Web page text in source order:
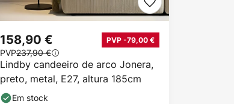
Lindby candeeiro de arco Jonera,
preto, metal, E27, altura 185cm
158,90 € PVP -79,00 €
PVP237,90 €
Em stock